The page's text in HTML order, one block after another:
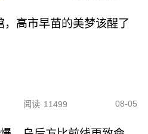
高市早苗的美梦该醒了
阅读 11499 08-05